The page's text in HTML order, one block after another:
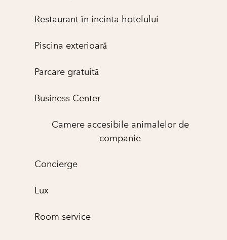
Restaurant în incinta hotelului
Piscina exterioară
Parcare gratuită
Business Center
Camere accesibile animalelor de
companie
Concierge
Lux
Room service